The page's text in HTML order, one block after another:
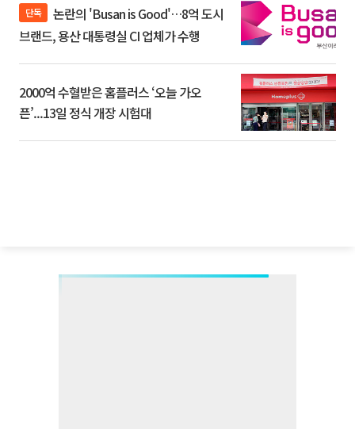
단독
브랜드, 용산 대통령실 CI 업체가 수행
2000억 수혈받은 홈플러스 ‘오늘 가오
픈’...13일 정식 개장 시험대